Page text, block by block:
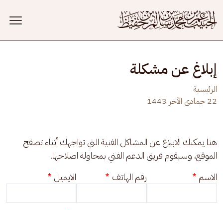
إبلاغ عن مشكلة
الرئيسية
22 جمادى الآخر 1443
هنا يمكنك الابلاغ عن المشاكل الفنية التي تواجهك أثناء تصفح
الموقع، وسيقوم فريق الدعم الفني بمحاولة اصلاحها.
الاسم
رقم الهاتف الايميل